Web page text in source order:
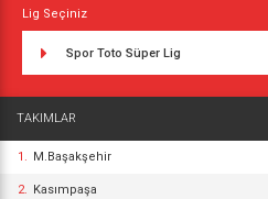
Lig Seçiniz
Spor Toto Süper Lig
TAKIMLAR
1. M.Başakşehir
2. Kasımpaşa